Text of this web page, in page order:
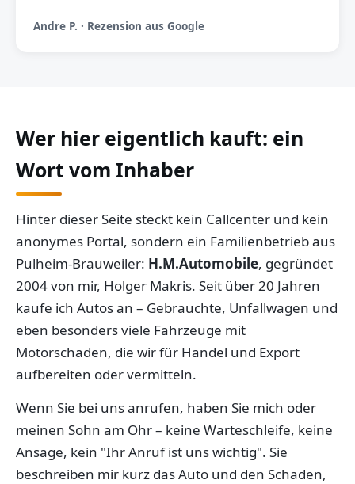
Andre P. · Rezension aus Google
Wer hier eigentlich kauft: ein
Wort vom Inhaber
Hinter dieser Seite steckt kein Callcenter und kein
anonymes Portal, sondern ein Familienbetrieb aus
Pulheim-Brauweiler: H.M.Automobile, gegründet
2004 von mir, Holger Makris. Seit über 20 Jahren
kaufe ich Autos an – Gebrauchte, Unfallwagen und
eben besonders viele Fahrzeuge mit
Motorschaden, die wir für Handel und Export
aufbereiten oder vermitteln.
Wenn Sie bei uns anrufen, haben Sie mich oder
meinen Sohn am Ohr – keine Warteschleife, keine
Ansage, kein "Ihr Anruf ist uns wichtig". Sie
beschreiben mir kurz das Auto und den Schaden,